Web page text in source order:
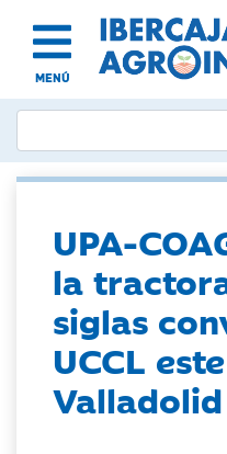
MENÚ
UPA-
la
siglas
UCCL
Valladolid